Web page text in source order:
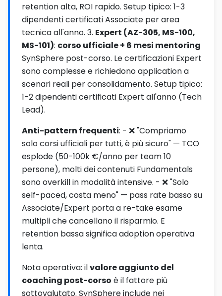
retention alta, ROI rapido. Setup tipico: 1-3
dipendenti certificati Associate per area
tecnica all'anno. 3. Expert (AZ-305, MS-100,
MS-101): corso ufficiale + 6 mesi mentoring
SynSphere post-corso. Le certificazioni Expert
sono complesse e richiedono application a
scenari reali per consolidamento. Setup tipico:
1-2 dipendenti certificati Expert all'anno (Tech
Lead).
Anti-pattern frequenti: - ❌ "Compriamo
solo corsi ufficiali per tutti, è più sicuro" — TCO
esplode (50-100k €/anno per team 10
persone), molti dei contenuti Fundamentals
sono overkill in modalità intensive. - ❌ "Solo
self-paced, costa meno" — pass rate basso su
Associate/Expert porta a re-take esame
multipli che cancellano il risparmio. E
retention bassa significa adoption operativa
lenta.
Nota operativa: ilvalore aggiunto del
coaching post-corso è il fattore più
sottovalutato. SynSphere include nei